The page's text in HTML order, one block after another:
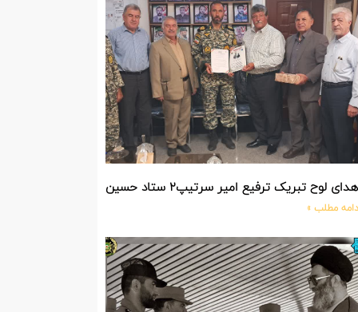
لوح تبریک ترفیع امیر سرتیپ۲ ستاد حسین صادق زاده فرمانده تیپ ۲۵ واکنش سریع شهید آبگون نزاجا مستقر در تبریز
مطلب »